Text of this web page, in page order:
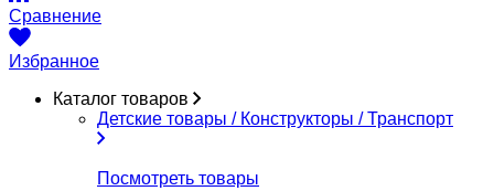
Сравнение
Избранное
Каталог товаров
Детские товары / Конструкторы / Транспорт
Посмотреть товары